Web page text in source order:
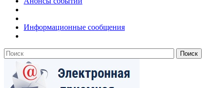
Информационные сообщения